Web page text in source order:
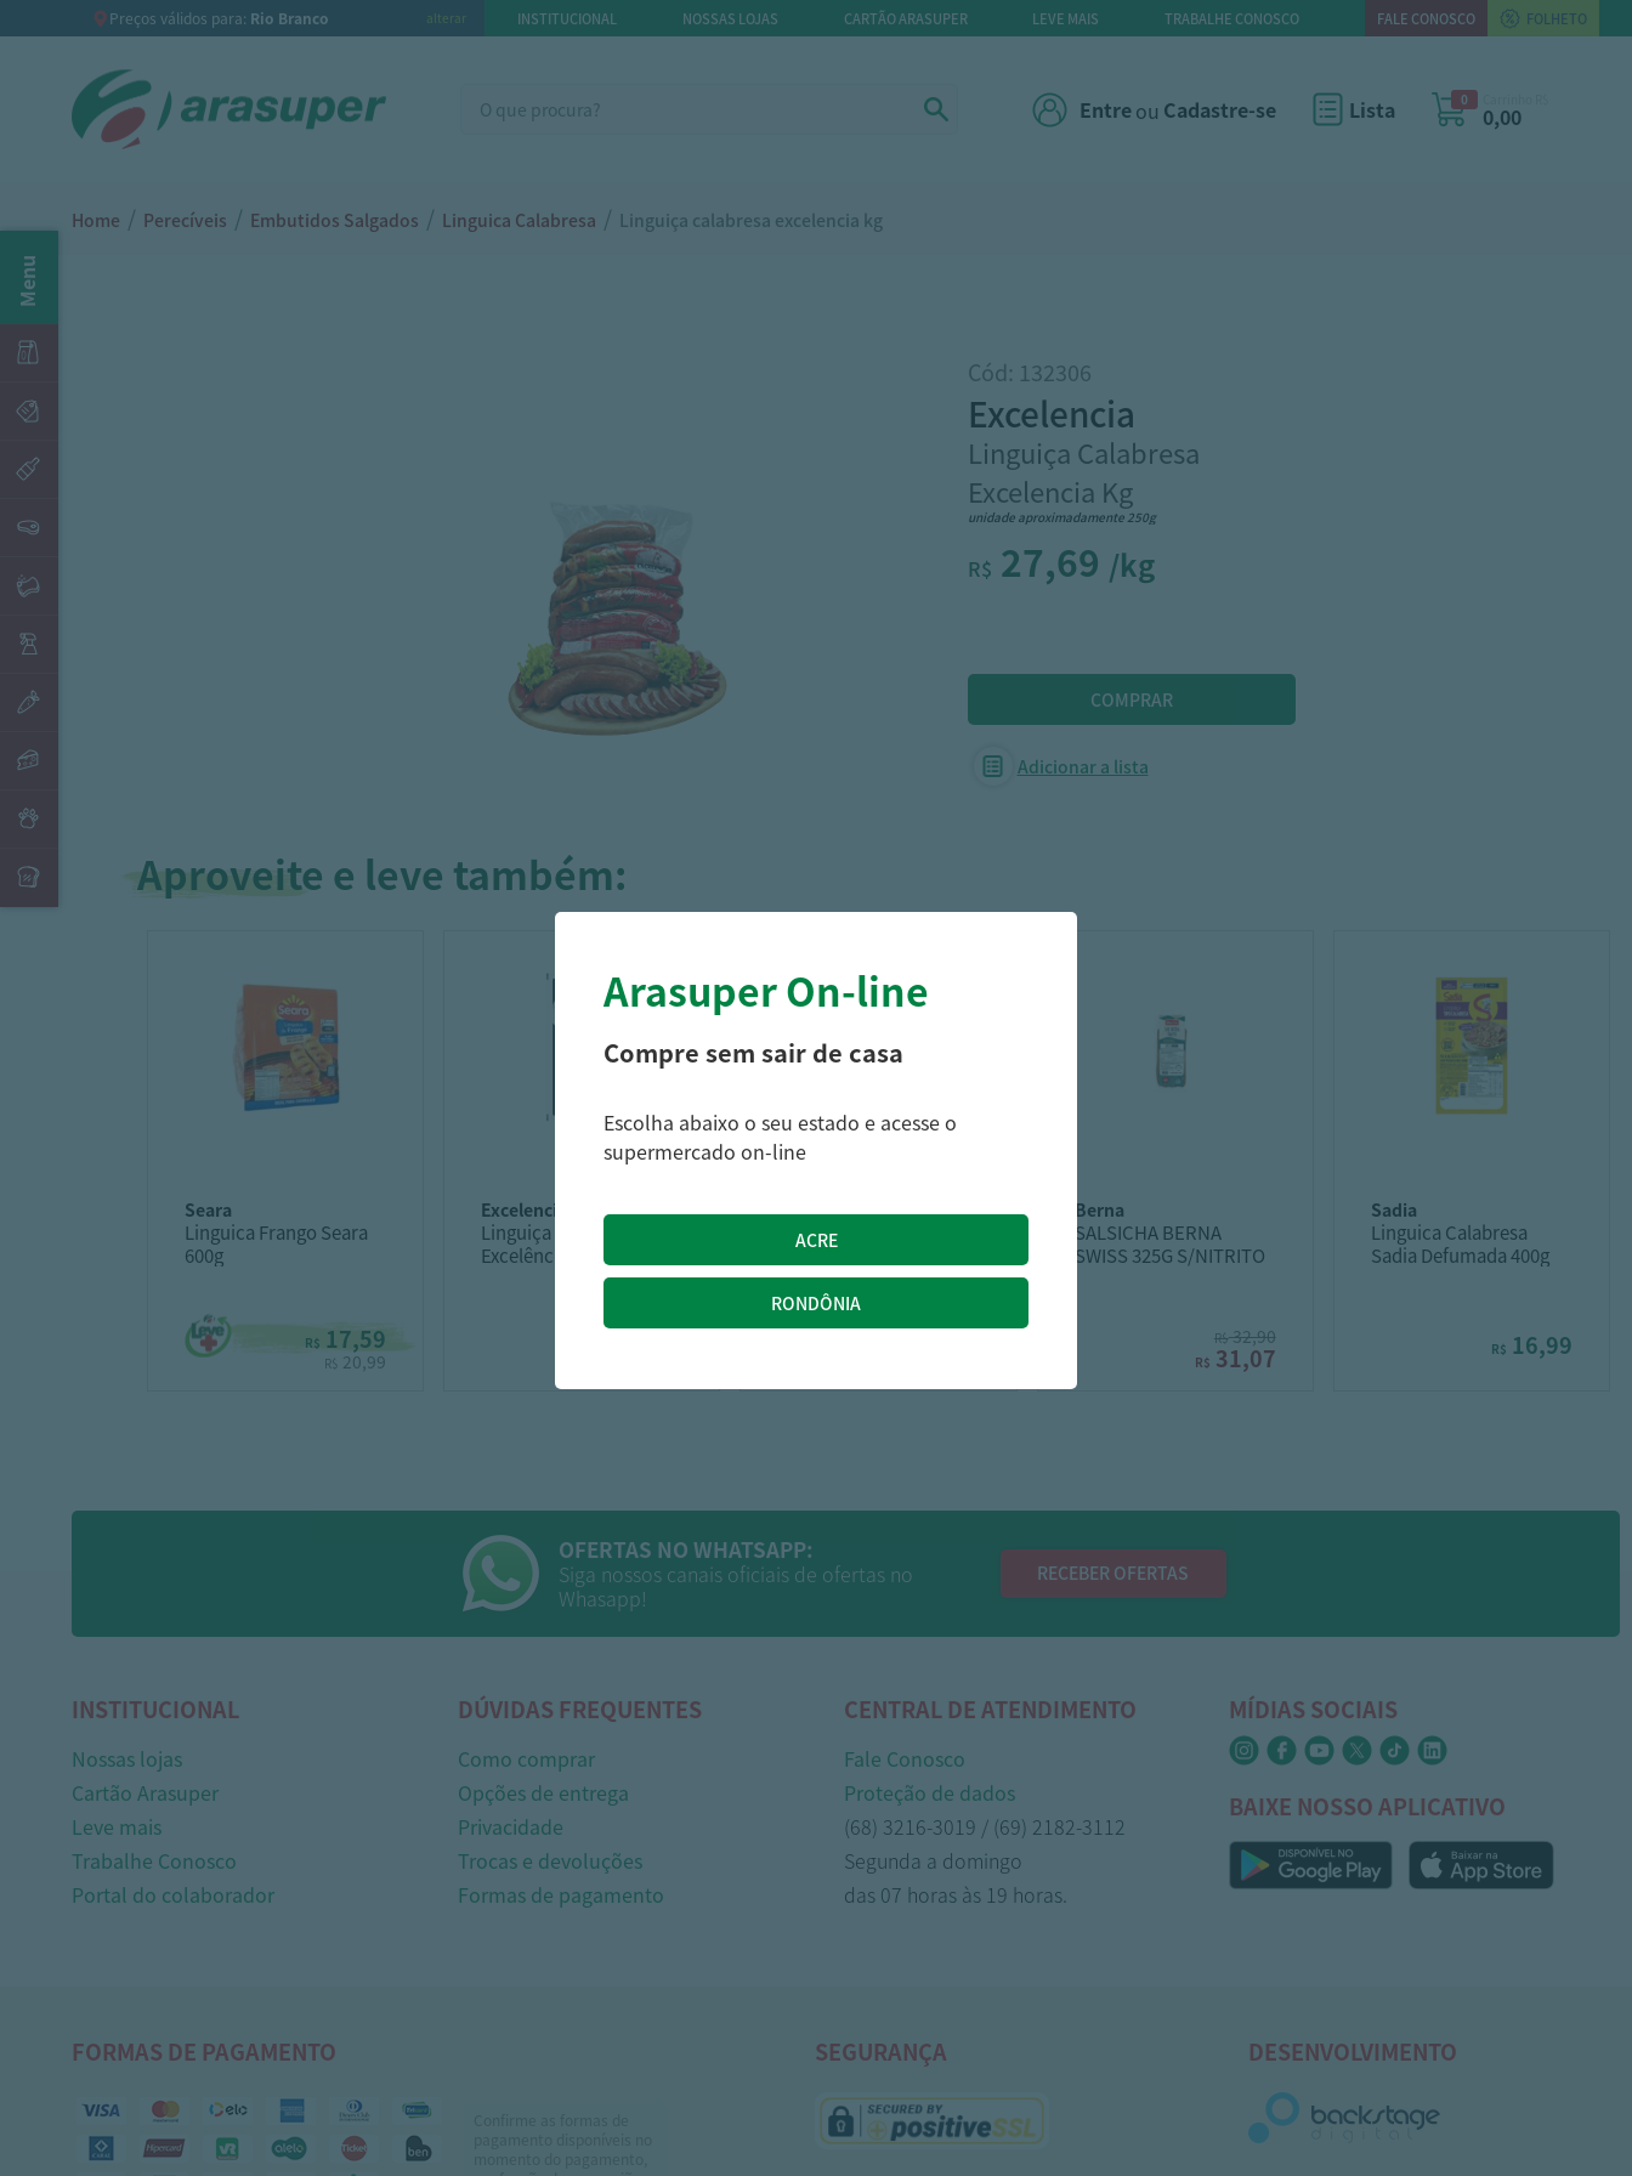
Preços válidos para: Rio Branco alterar INSTITUCIONAL NOSSAS LOJAS CARTÃO ARASUPER LEVE MAIS TRABALHE CONOSCO FALE CONOSCO FOLHETO
Entreou Cadastre-se Lista 0
0,00
Menu
Home / Perecíveis / Embutidos Salgados / Linguica Calabresa / Linguiça calabresa excelencia kg
Cód: 132306
excelencia
Linguiça Calabresa
Excelencia Kg
unidade aproximadamente 250g
R$ 27,69 /kg
Adicionar a lista
Aproveite e leve também:
seara
Linguica Frango Seara
600g
R$ 17,59
R$ 20,99
excelencia
Linguiça Calabresa
Excelência Premium
ceratti
Mortadela Ceratti Fat
Bologna 150g
berna
SALSICHA BERNA
SWISS 325G S/NITRITO
R$32,90
R$ 31,07
sadia
Linguica Calabresa
Sadia Defumada 400g
R$ 16,99
OFERTAS NO WHATSAPP:
Siga nossos canais oficiais de ofertas no
Whasapp!
RECEBER OFERTAS
INSTITUCIONAL
Nossas lojas
Cartão Arasuper
Leve mais
Trabalhe Conosco
Portal do colaborador
DÚVIDAS FREQUENTES
Como comprar
Opções de entrega
Privacidade
Trocas e devoluções
Formas de pagamento
CENTRAL DE ATENDIMENTO
Fale Conosco
Proteção de dados
(68) 3216-3019 / (69) 2182-3112
Segunda a domingo
das 07 horas às 19 horas.
MÍDIAS SOCIAIS
BAIXE NOSSO APLICATIVO
FORMAS DE PAGAMENTO SEGURANÇA DESENVOLVIMENTO
Arasuper On-line
Compre sem sair de casa
Escolha abaixo o seu estado e acesse o
supermercado on-line